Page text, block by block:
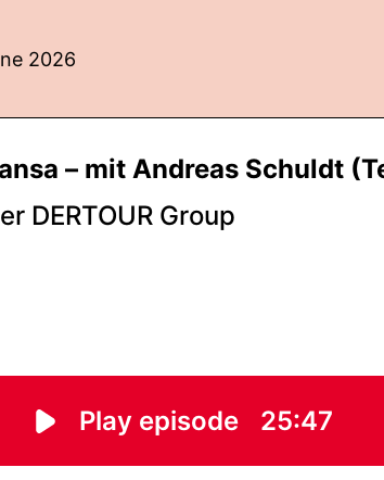
2026